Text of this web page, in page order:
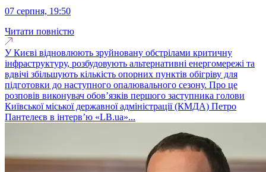
07 серпня, 19:50
Читати повністю
У Києві відновлюють зруйновану обстрілами критичну
інфраструктуру, розбудовують альтернативні енергомережі та
вдвічі збільшують кількість опорних пунктів обігріву для
підготовки до наступного опалювального сезону. Про це
розповів виконувач обовʼязків першого заступника голови
Київської міської державної адміністрації (КМДА) Петро
Пантелеєв в інтервʼю «LB.ua»...